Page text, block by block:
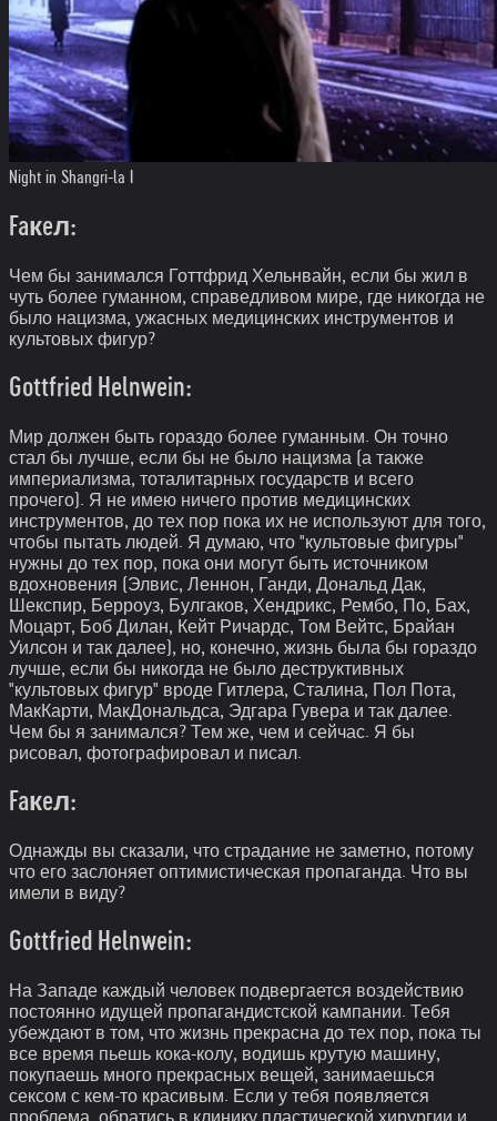
Night in Shangri-la I
Faкeл:
Чем бы занимался Готтфрид Хельнвайн, если бы жил в
чуть более гуманном, справедливом мире, где никогда не
было нацизма, ужасных медицинских инструментов и
культовых фигур?
Gottfried Helnwein:
Мир должен быть гораздо более гуманным. Он точно
стал бы лучше, если бы не было нацизма (а также
империализма, тоталитарных государств и всего
прочего). Я не имею ничего против медицинских
инструментов, до тех пор пока их не используют для того,
чтобы пытать людей. Я думаю, что "культовые фигуры"
нужны до тех пор, пока они могут быть источником
вдохновения (Элвис, Леннон, Ганди, Дональд Дак,
Шекспир, Берроуз, Булгаков, Хендрикс, Рембо, По, Бах,
Моцарт, Боб Дилан, Кейт Ричардс, Том Вейтс, Брайан
Уилсон и так далее), но, конечно, жизнь была бы гораздо
лучше, если бы никогда не было деструктивных
"культовых фигур" вроде Гитлера, Сталина, Пол Пота,
МакКарти, МакДональдса, Эдгара Гувера и так далее.
Чем бы я занимался? Тем же, чем и сейчас. Я бы
рисовал, фотографировал и писал.
Faкeл:
Однажды вы сказали, что страдание не заметно, потому
что его заслоняет оптимистическая пропаганда. Что вы
имели в виду?
Gottfried Helnwein:
На Западе каждый человек подвергается воздействию
постоянно идущей пропагандистской кампании. Тебя
убеждают в том, что жизнь прекрасна до тех пор, пока ты
все время пьешь кока-колу, водишь крутую машину,
покупаешь много прекрасных вещей, занимаешься
сексом с кем-то красивым. Если у тебя появляется